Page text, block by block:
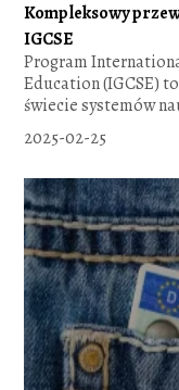
Kompleksowy
IGCSE
Program
Education (IGCSE)
świecie systemów
2025-02-25